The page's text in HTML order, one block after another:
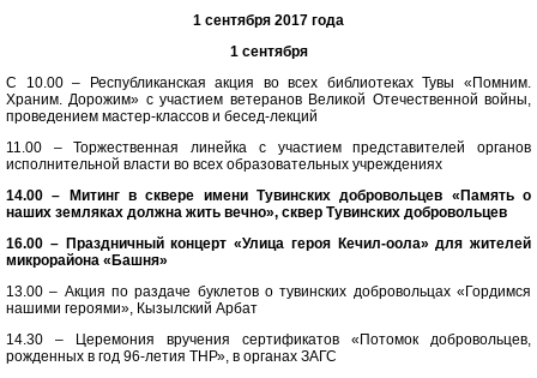
1 сентября 2017 года
1 сентября
С 10.00 – Республиканская акция во всех библиотеках Тувы «Помним.
Храним. Дорожим» с участием ветеранов Великой Отечественной войны,
проведением мастер-классов и бесед-лекций
11.00 – Торжественная линейка с участием представителей органов
исполнительной власти во всех образовательных учреждениях
14.00 – Митинг в сквере имени Тувинских добровольцев «Память о
наших земляках должна жить вечно», сквер Тувинских добровольцев
16.00 – Праздничный концерт «Улица героя Кечил-оола» для жителей
микрорайона «Башня»
13.00 – Акция по раздаче буклетов о тувинских добровольцах «Гордимся
нашими героями», Кызылский Арбат
14.30 – Церемония вручения сертификатов «Потомок добровольцев,
рожденных в год 96-летия ТНР», в органах ЗАГС